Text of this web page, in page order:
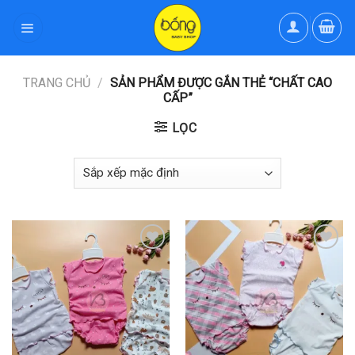
TRANG CHỦ / SẢN PHẨM ĐƯỢC GẮN THẺ “CHẤT CAO
CẤP”
LỌC
Thêm
Vào
Yêu
Thích
Thêm
Vào
Yêu
Thích